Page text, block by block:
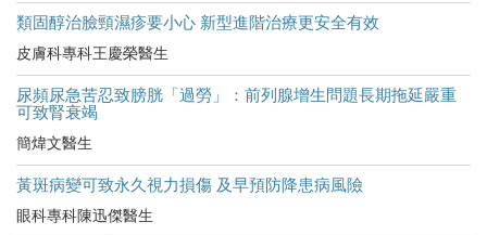
類固醇治臉頸濕疹要小心 新型進階治療更安全有效
皮膚科專科王慶榮醫生
尿頻尿急苦忍致膀胱「過勞」：前列腺增生問題長期拖延嚴重
可致腎衰竭
簡煒文醫生
黃斑病變可致永久視力損傷 及早預防降患病風險
眼科專科陳迅傑醫生